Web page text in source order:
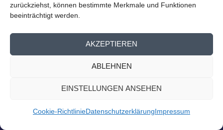
zurückziehst, können bestimmte Merkmale und Funktionen
beeinträchtigt werden.
AKZEPTIEREN
ABLEHNEN
EINSTELLUNGEN ANSEHEN
Cookie-RichtlinieDatenschutzerklärungImpressum